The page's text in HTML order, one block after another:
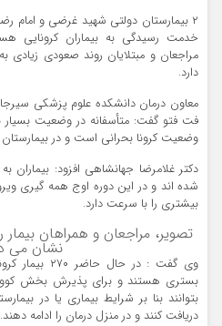
۲ بیمارستان دولتی شهید غرضی و امام
خدمت رسیدگی به بیماران کرونایی
مراجعان و مبتلایان روند صعودی
دارد.
معاون درمان دانشکده علوم پزشکی
فت فتو گفت: متأسفانه در وضعیت بسیار
وضعیت کرونا بحرانی است و در
دکتر غلامرضا جهانشاهی افزود: بیماران
شده اند و در این دوره اوج همه گیری
بیشتری را با سرعت دارد.
تصویر، مراجعان و همراهان
نشان می
وی گفت : در
بستری هستند و برای پذیرش بخش
بتوانند بنا بر شرایط بیماری یا در
دریافت کنند و در منزل درمان را ادامه دهند.